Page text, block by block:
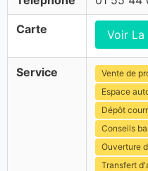
Carte Voir
Service
Vente de
Espace
Dépôt
Conseils
Ouverture
Transfert